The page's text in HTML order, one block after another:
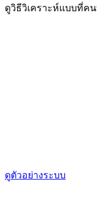
ดูวิธีวิเคราะห์แบบที่ค
ดูตัวอย่างระบบ